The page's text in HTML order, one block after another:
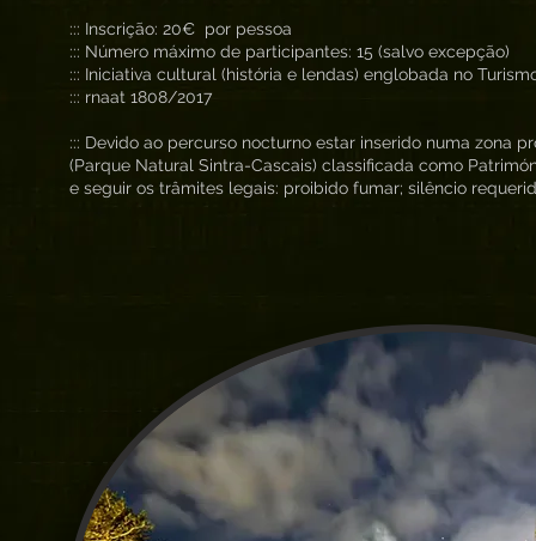
::: Inscrição: 20€ por pessoa
::: Número máximo de participantes: 15 (salvo excepção)
::: Iniciativa cultural (história e lendas) englobada no
::: rnaat 1808/2017
::: Devido ao percurso nocturno estar inserido numa zona
(Parque Natural Sintra-Cascais) classificada como
e seguir os trâmites legais: proibido fumar; silêncio